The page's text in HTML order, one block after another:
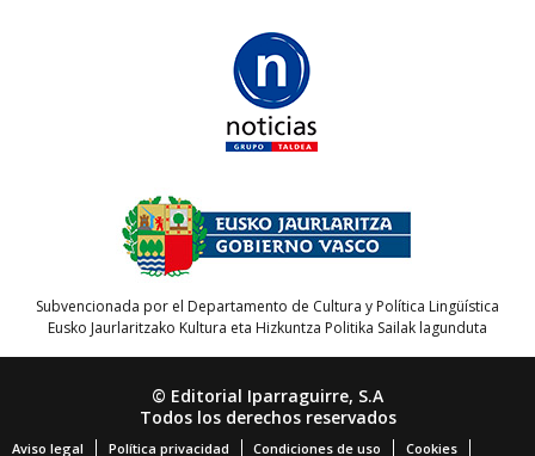
Subvencionada por el Departamento de Cultura y Política Lingüística
Eusko Jaurlaritzako Kultura eta Hizkuntza Politika Sailak lagunduta
© Editorial Iparraguirre, S.A
Todos los derechos reservados
Aviso legal Política privacidad Condiciones de uso Cookies